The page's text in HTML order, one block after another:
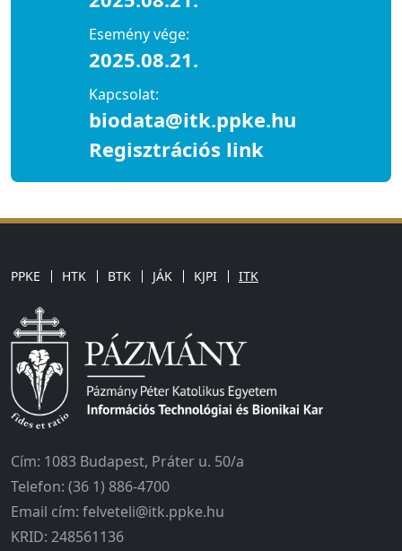
Esemény vége:
2025.08.21.
Kapcsolat:
biodata@itk.ppke.hu
Regisztrációs link
PPKE HTK BTK JÁK KJPI ITK
Cím: 1083 Budapest, Práter u. 50/a
Telefon: (36 1) 886-4700
Email cím: felveteli@itk.ppke.hu
KRID: 248561136